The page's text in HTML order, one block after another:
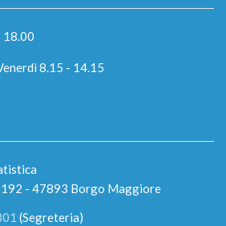
18.00
8.15 - 14.15
- 47893 Borgo Maggiore
(Segreteria)